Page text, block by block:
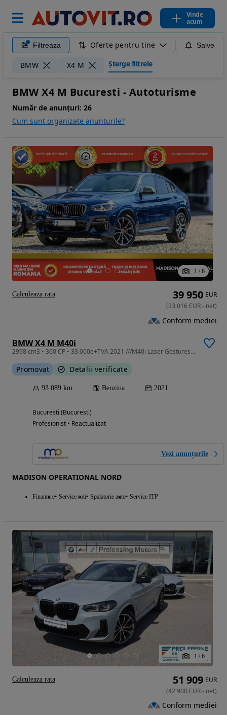
Vinde
acum
Filtreaza Oferte pentru tine
BMW X4 M Șterge filtrele
BMW X4 M Bucuresti - Autoturisme
Număr de anunțuri: 26
Cum sunt organizate anunturile?
1 / 6
BMW X4 M M40i
2998 cm3 • 360 CP • 33.000e+TVA 2021 ///M40i Laser Gestures ACC Cam360 geamuri atermice
Promovat Detalii verificate
93 089 km Benzina 2021
Bucuresti (Bucuresti)
Profesionist • Reactualizat
Vezi anunțurile
MADISON OPERATIONAL NORD
Finantare Service roti Spalatorie auto Service ITP
39 950 EUR
(33 016 EUR- net)
Conform mediei
Calculeaza rata
1 / 6
51 909 EUR
(42 900 EUR- net)
Conform mediei
Calculeaza rata